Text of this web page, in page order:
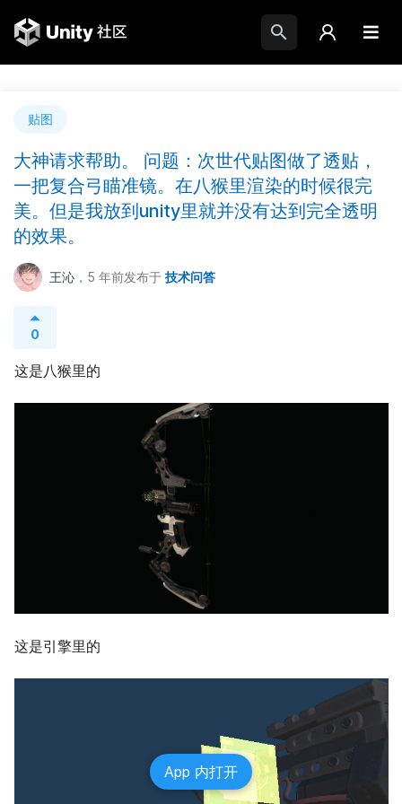
贴图
大神请求帮助。 问题：次世代贴图做了透贴，
一把复合弓瞄准镜。在八猴里渲染的时候很完
美。但是我放到unity里就并没有达到完全透明
的效果。
王沁 ，5 年前发布于 技术问答
0
这是八猴里的
这是引擎里的
App 内打开